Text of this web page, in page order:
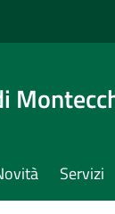
Servizi